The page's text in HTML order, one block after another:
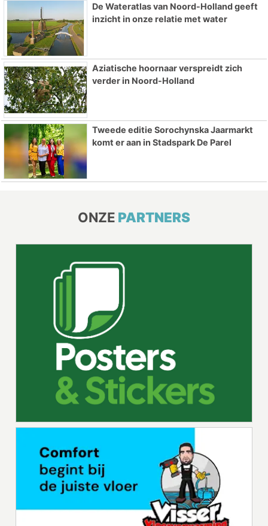
De Wateratlas van Noord-Holland geeft
inzicht in onze relatie met water
Aziatische hoornaar verspreidt zich
verder in Noord-Holland
Tweede editie Sorochynska Jaarmarkt
komt er aan in Stadspark De Parel
ONZE PARTNERS